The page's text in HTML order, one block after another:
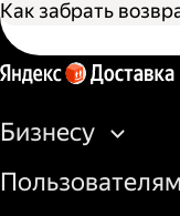
Как забрать
Оформите
личном
выдачи.
Создайте
бизнес-
через API.
Бизнесу
Пользователям